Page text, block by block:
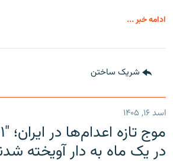
ادامه خبر ...
شریک ساختن
اسد ۱۶, ۱۴۰۵
در یک ماه به دار آویخته